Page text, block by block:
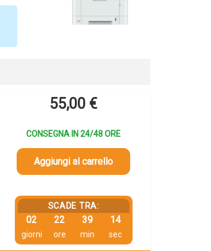
55,00 €
CONSEGNA IN 24/48 ORE
Aggiungi al carrello
SCADE TRA:
02
giorni
22
ore
39
min
13
sec